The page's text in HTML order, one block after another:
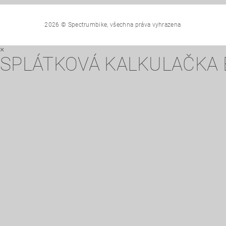
2026 © Spectrumbike, všechna práva vyhrazena
×
SPLÁTKOVÁ KALKULAČKA